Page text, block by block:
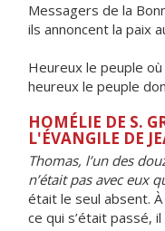
Messagers de la
ils annoncent la paix
Heureux le peuple
heureux le peuple
HOMÉLIE DE S.
L'ÉVANGILE DE
Thomas, l’un des
n’était pas avec eux
était le seul absent.
ce qui s’était passé,